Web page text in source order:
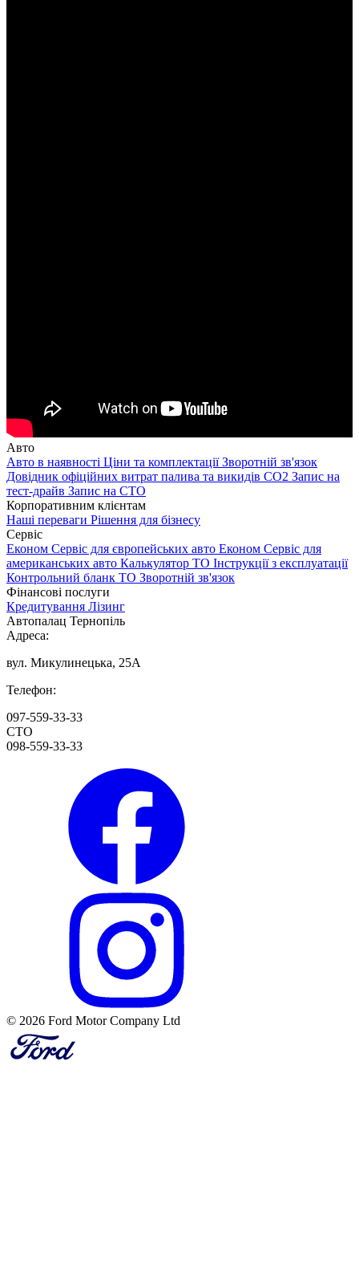
Авто
Авто в наявності Ціни та комплектаціїЗворотній зв'язок
Довідник офіційних витрат палива та викидів СО2 Запис на
тест-драйв Запис на СТО
Корпоративним клієнтам
Наші переваги Рішення для бізнесу
Сервіс
Економ Сервіс для європейських авто Економ Сервіс для
американських авто Калькулятор ТО Інструкції з експлуатації
Контрольний бланк ТО Зворотній зв'язок
Фінансові послуги
Кредитування Лізинг
Автопалац Тернопіль
Адреса:
вул. Микулинецька, 25А
Телефон:
097-559-33-33
СТО
098-559-33-33
© 2026 Ford Motor Company Ltd